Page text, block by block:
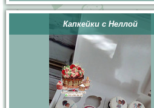
Капкейки с Неллой